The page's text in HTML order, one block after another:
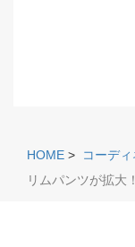
HOME > コーデ
リムパンツが拡大！